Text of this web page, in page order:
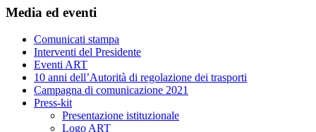
Media ed eventi
Comunicati stampa
Interventi del Presidente
Eventi ART
10 anni dell’Autorità di regolazione dei trasporti
Campagna di comunicazione 2021
Press-kit
Presentazione istituzionale
Logo ART